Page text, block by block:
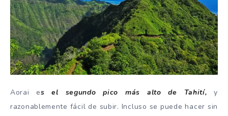
Aorai es el segundo pico más alto de Tahití, y
razonablemente fácil de subir. Incluso se puede hacer sin